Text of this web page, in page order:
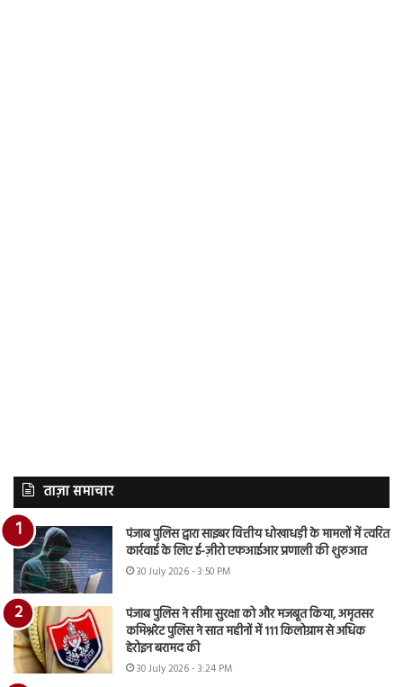
ताज़ा समाचार
पंजाब पुलिस द्वारा साइबर वित्तीय धोखाधड़ी के मामलों में त्वरित
कार्रवाई के लिए ई-ज़ीरो एफआईआर प्रणाली की शुरुआत
30 July 2026 - 3:50 PM
पंजाब पुलिस ने सीमा सुरक्षा को और मजबूत किया, अमृतसर
कमिश्नरेट पुलिस ने सात महीनों में 111 किलोग्राम से अधिक
हेरोइन बरामद की
30 July 2026 - 3:24 PM